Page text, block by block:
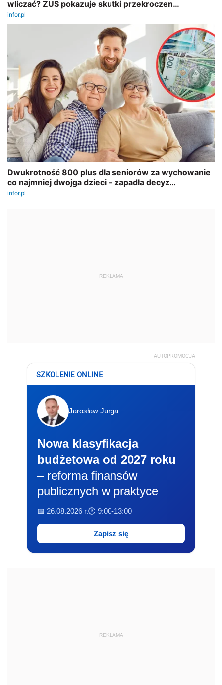
REKLAMA
AUTOPROMOCJA
SZKOLENIE ONLINE
Jarosław Jurga
Nowa klasyfikacja
budżetowa od 2027 roku
– reforma finansów
publicznych w praktyce
📅 26.08.2026 r.🕐 9:00-13:00
Zapisz się
REKLAMA